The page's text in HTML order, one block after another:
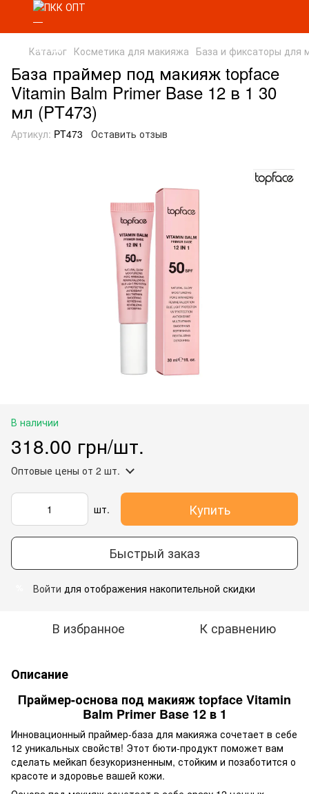
Каталог Косметика для макияжа База и фиксаторы для
База праймер под макияж topface
Vitamin Balm Primer Base 12 в 1 30
мл (PT473)
Артикул: PT473 Оставить отзыв
В наличии
318.00 грн/шт.
Оптовые цены от 2 шт.
шт. Купить
Быстрый заказ
Войти для отображения накопительной скидки
В избранное К сравнению
Описание
Праймер-основа под макияж topface Vitamin
Balm Primer Base 12 в 1
Инновационный праймер-база для макияжа сочетает в себе
12 уникальных свойств! Этот бюти-продукт поможет вам
сделать мейкап безукоризненным, стойким и позаботится о
красоте и здоровье вашей кожи.